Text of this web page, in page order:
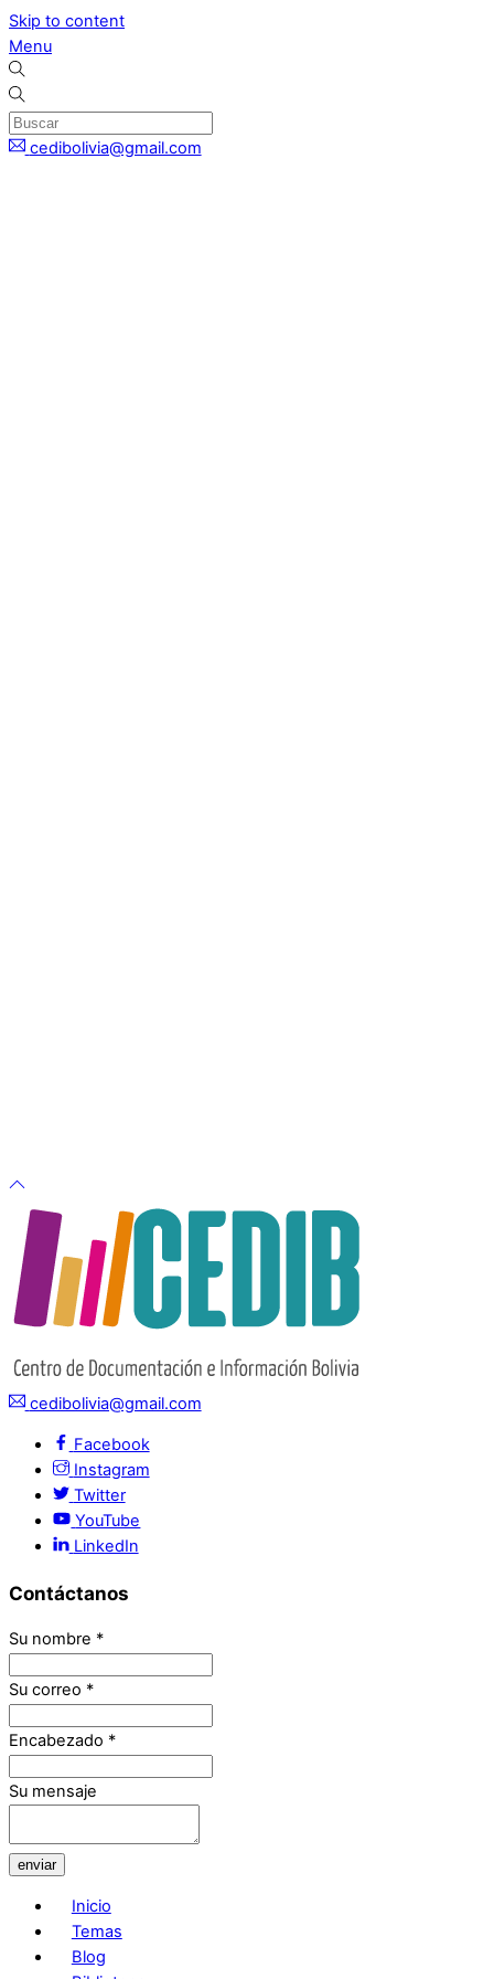
Skip to content
Menu
cedibolivia@gmail.com
cedibolivia@gmail.com
Facebook
Instagram
Twitter
YouTube
LinkedIn
Contáctanos
Su nombre *
Su correo *
Encabezado *
Su mensaje
enviar
Inicio
Temas
Blog